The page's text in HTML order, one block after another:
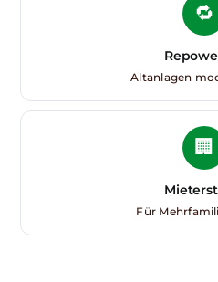
🔁
Altanlagen
🏢
Für